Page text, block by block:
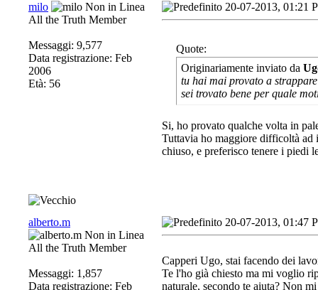
milo
All the Truth Member
Messaggi: 9,577
Data registrazione: Feb
2006
Età: 56
20-07-2013, 01:21
Quote:
Originariamente inviato da
tu hai mai provato a
sei trovato bene per quale
Si, ho provato qualche volta in
Tuttavia ho maggiore difficoltà ad
chiuso, e preferisco tenere i piedi
alberto.m
All the Truth Member
Messaggi: 1,857
Data registrazione: Feb
20-07-2013, 01:47
Capperi Ugo, stai facendo dei
Te l'ho già chiesto ma mi voglio
naturale, secondo te aiuta? Non